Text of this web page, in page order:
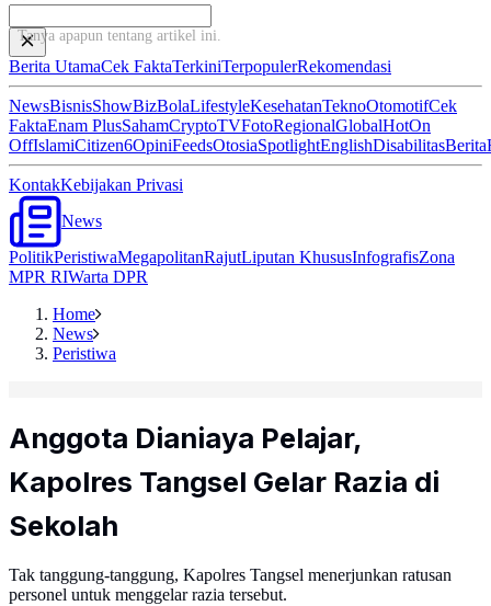
Tanya apapun tentang artikel ini...
Berita UtamaCek FaktaTerkiniTerpopulerRekomendasi
NewsBisnisShowBizBolaLifestyleKesehatanTeknoOtomotifCek
FaktaEnam PlusSahamCryptoTVFotoRegionalGlobalHotOn
OffIslamiCitizen6OpiniFeedsOtosiaSpotlightEnglishDisabilitasBerita
KontakKebijakan Privasi
News
PolitikPeristiwaMegapolitanRajutLiputan KhususInfografisZona
MPR RIWarta DPR
Home
News
Peristiwa
Anggota Dianiaya Pelajar,
Kapolres Tangsel Gelar Razia di
Sekolah
Tak tanggung-tanggung, Kapolres Tangsel menerjunkan ratusan
personel untuk menggelar razia tersebut.